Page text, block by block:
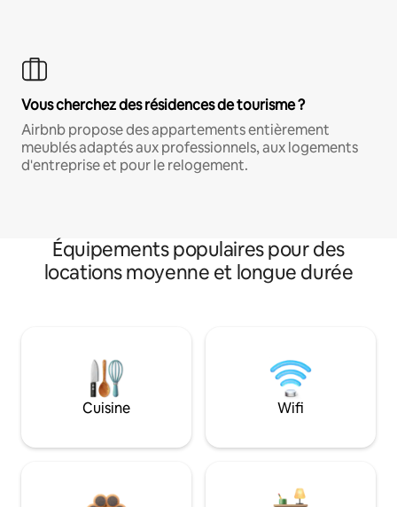
Vous cherchez des résidences de tourisme ?
Airbnb propose des appartements entièrement
meublés adaptés aux professionnels, aux logements
d'entreprise et pour le relogement.
Équipements populaires pour des
locations moyenne et longue durée
Cuisine Wifi